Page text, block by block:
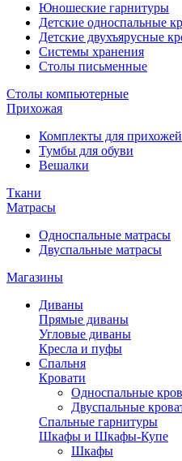
Юношеские гарнитуры
Детские односпальные
Детские двухъярусные
Системы хранения
Столы письменные
Столы компьютерные
Прихожая
Комплекты для прихожей
Тумбы для обуви
Вешалки
Ткани
Матрасы
Односпальные матрасы
Двуспальные матрасы
Магазины
Диваны
Прямые диваны
Угловые диваны
Кресла и пуфы
Спальня
Кровати
Односпальные
Двуспальные
Спальные гарнитуры
Шкафы и Шкафы-Купе
Шкафы